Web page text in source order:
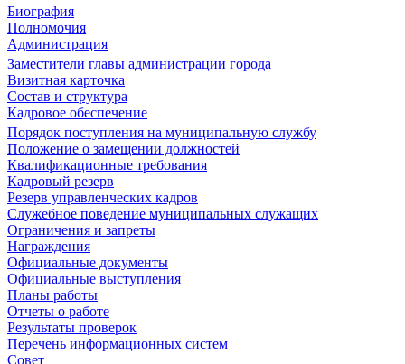
Биография
Полномочия
Администрация
Заместители главы администрации города
Визитная карточка
Состав и структура
Кадровое обеспечение
Порядок поступления на муниципальную службу
Положение о замещении должностей
Квалификационные требования
Кадровый резерв
Резерв управленческих кадров
Служебное поведение муниципальных служащих
Ограничения и запреты
Награждения
Официальные документы
Официальные выступления
Планы работы
Отчеты о работе
Результаты проверок
Перечень информационных систем
Совет